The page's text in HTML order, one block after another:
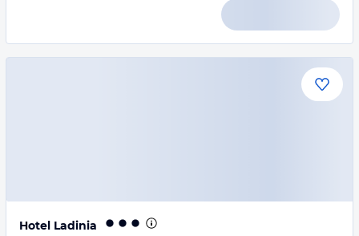
Hotel Ladinia